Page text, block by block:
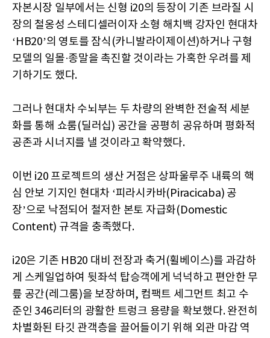
자본시장 일부에서는 신형 i20의 등장이 기존 브라질 시
장의 철옹성 스테디셀러이자 소형 해치백 강자인 현대차
‘HB20’의 영토를 잠식(카니발라이제이션)하거나 구형
모델의 일몰·종말을 촉진할 것이라는 가혹한 우려를 제
기하기도 했다.
그러나 현대차 수뇌부는 두 차량의 완벽한 전술적 세분
화를 통해 쇼룸(딜러십) 공간을 공평히 공유하며 평화적
공존과 시너지를 낼 것이라고 확약했다.
이번 i20 프로젝트의 생산 거점은 상파울루주 내륙의 핵
심 안보 기지인 현대차 ‘피라시카바(Piracicaba) 공
장’으로 낙점되어 철저한 본토 자급화(Domestic
Content) 규격을 충족했다.
i20은 기존 HB20 대비 전장과 축거(휠베이스)를 과감하
게 스케일업하여 뒷좌석 탑승객에게 넉넉하고 편안한 무
릎 공간(레그룸)을 보장하며, 컴팩트 세그먼트 최고 수
준인 346리터의 광활한 트렁크 용량을 확보했다. 완전히
차별화된 타깃 관객층을 끌어들이기 위해 외관 마감 역